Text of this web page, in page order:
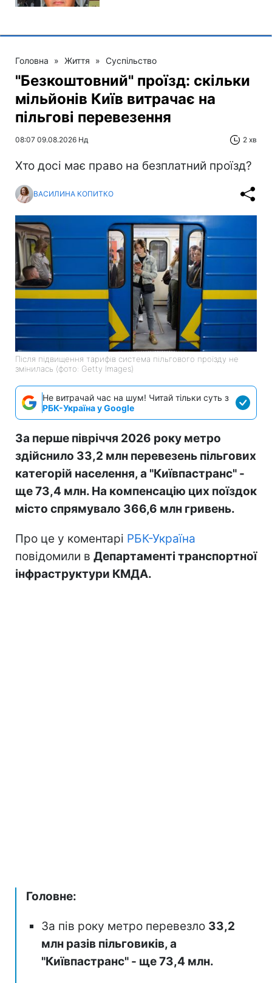
Головна » Життя » Суспільство
"Безкоштовний" проїзд: скільки
мільйонів Київ витрачає на
пільгові перевезення
08:07 09.08.2026 Нд 2 хв
Хто досі має право на безплатний проїзд?
ВАСИЛИНА КОПИТКО
Після підвищення тарифів система пільгового проїзду не
змінилась (фото: Getty Images)
Не витрачай час на шум! Читай тільки суть з
РБК-Україна у Google
За перше півріччя 2026 року метро
здійснило 33,2 млн перевезень пільгових
категорій населення, а "Київпастранс" -
ще 73,4 млн. На компенсацію цих поїздок
місто спрямувало 366,6 млн гривень.
Про це у коментарі РБК-Україна
повідомили в Департаменті транспортної
інфраструктури КМДА.
Головне:
За пів року метро перевезло 33,2
млн разів пільговиків, а
"Київпастранс" - ще 73,4 млн.